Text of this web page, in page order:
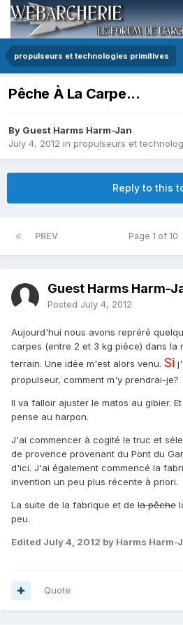
propulseurs et technologies primitives
Pêche À La Carpe...
By Guest Harms Harm-Jan
July 4, 2012 in propulseurs et
Reply to this
PREV Page 1 of 10
Guest Harms Harm-
Posted July 4, 2012
Aujourd'hui nous avons repréré
carpes (entre 2 et 3 kg pièce) dans la
terrain. Une idée m'est alors venu. Si
propulseur, comment m'y prendrai-je?
Il va falloir ajuster le matos au gibier.
pense au harpon.
J'ai commencer à cogité le truc et
de provence provenant du Pont du
d'ici. J'ai également commencé la
invention un peu plus récente à priori.
La suite de la fabrique et de la pêche
peu.
Edited July 4, 2012 by Harms Harm-
Quote